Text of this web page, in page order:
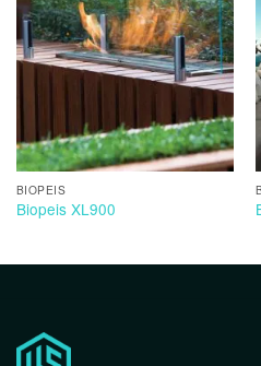
BIOPEIS
Biopeis XL900